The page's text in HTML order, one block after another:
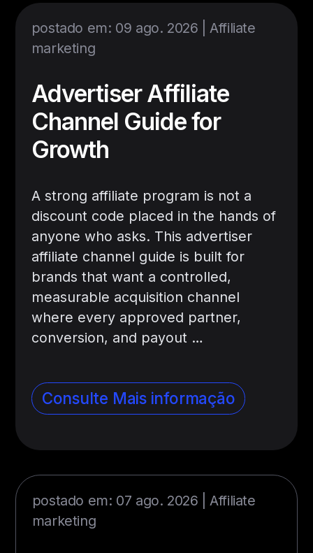
postado em: 09 ago. 2026 |Affiliate
marketing
Advertiser Affiliate
Channel Guide for
Growth
A strong affiliate program is not a
discount code placed in the hands of
anyone who asks. This advertiser
affiliate channel guide is built for
brands that want a controlled,
measurable acquisition channel
where every approved partner,
conversion, and payout …
Consulte Mais informação
postado em: 07 ago. 2026 |Affiliate
marketing